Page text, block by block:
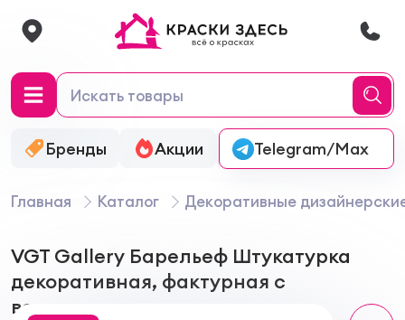
Бренды Акции Онлайн-колеровка
Telegram/Max
Главная Каталог Декоративные
VGT Gallery Барельеф Штукатурка
декоративная, фактурная с
волокнами целлюлозы